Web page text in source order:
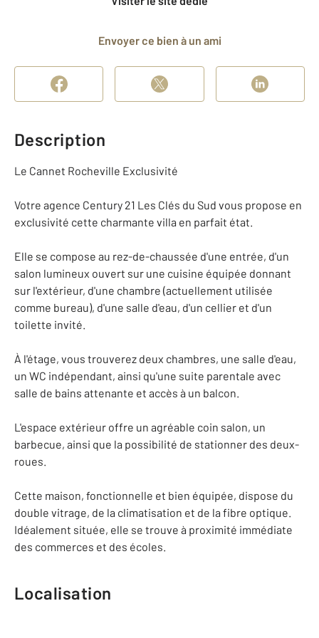
Envoyer ce bien à un ami
Description
Le Cannet Rocheville Exclusivité
Votre agence Century 21 Les Clés du Sud vous propose en
exclusivité cette charmante villa en parfait état.
Elle se compose au rez-de-chaussée d'une entrée, d'un
salon lumineux ouvert sur une cuisine équipée donnant
sur l'extérieur, d'une chambre (actuellement utilisée
comme bureau), d'une salle d'eau, d'un cellier et d'un
toilette invité.
À l'étage, vous trouverez deux chambres, une salle d'eau,
un WC indépendant, ainsi qu'une suite parentale avec
salle de bains attenante et accès à un balcon.
L'espace extérieur offre un agréable coin salon, un
barbecue, ainsi que la possibilité de stationner des deux-
roues.
Cette maison, fonctionnelle et bien équipée, dispose du
double vitrage, de la climatisation et de la fibre optique.
Idéalement située, elle se trouve à proximité immédiate
des commerces et des écoles.
Localisation